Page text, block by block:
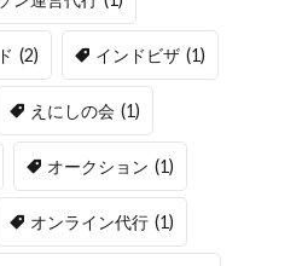
(2) インドビザ (1)
えにしの会 (1)
オークション (1)
オンライン代行 (1)